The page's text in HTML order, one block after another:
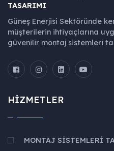
TASARIMI
Güneş Enerjisi Sektöründe
müşterilerin ihtiyaçlarına
güvenilir montaj sistemleri
HIZMETLER
MONTAJ SISTEMLERI